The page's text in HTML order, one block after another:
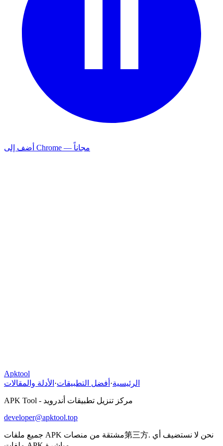
أضف إلى Chrome — مجاناً
Apktool
الرئيسية· أفضل التطبيقات· الأدلة والمقالات
APK Tool - مركز تنزيل تطبيقات أندرويد
developer@apktool.top
جميع ملفات APK مشتقة من منصات第三方. نحن لا نستضيف أي